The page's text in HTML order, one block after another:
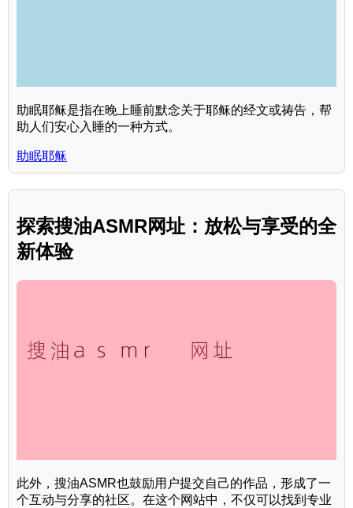
助眠耶稣是指在晚上睡前默念关于耶稣的经文或祷告，帮
助人们安心入睡的一种方式。
助眠耶稣
探索搜油ASMR网址：放松与享受的全
新体验
此外，搜油ASMR也鼓励用户提交自己的作品，形成了一
个互动与分享的社区。在这个网站中，不仅可以找到专业